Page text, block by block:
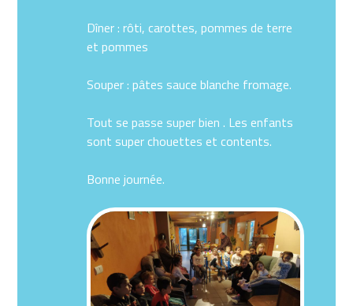
Dîner : rôti, carottes, pommes de terre
et pommes
Souper : pâtes sauce blanche fromage.
Tout se passe super bien . Les enfants
sont super chouettes et contents.
Bonne journée.